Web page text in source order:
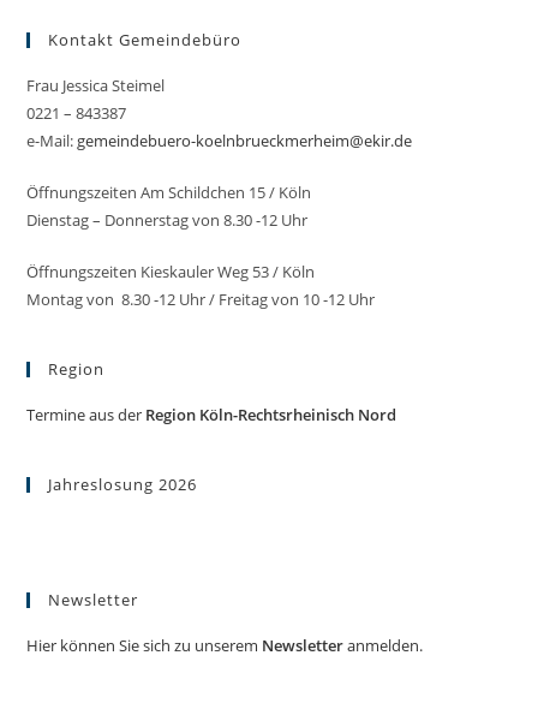
Kontakt Gemeindebüro
Frau Jessica Steimel
0221 – 843387
e-Mail:gemeindebuero-koelnbrueckmerheim@ekir.de
Öffnungszeiten Am Schildchen 15 / Köln
Dienstag – Donnerstag von 8.30 -12 Uhr
Öffnungszeiten Kieskauler Weg 53 / Köln
Montag von 8.30 -12 Uhr / Freitag von 10 -12 Uhr
Region
Termine aus der Region Köln-Rechtsrheinisch Nord
Jahreslosung 2026
Newsletter
Hier können Sie sich zu unserem Newsletteranmelden.